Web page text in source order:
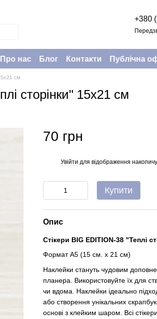
+380
Про нас Блог Контакти Публічна
см
сторінки" 15х21 см
70 грн
Увійти для відображення
Купити
Опис
Стікери BIG EDITION-38 "Теплі
Формат А5 (15 см. х 21 см)
Наклейки стануть чудовим
планера. Використовуйте їх для
чи вдома. Наклейки ідеально
або створення унікальних
основі з клейким шаром. Всі